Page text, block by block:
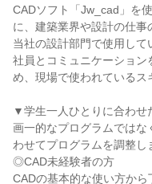
CADソフト「Jw_cad」を
に、建築業界や設計の仕事
当社の設計部門で使用して
社員とコミュニケーション
め、現場で使われているス
▼学生一人ひとりに合わせ
画一的なプログラムではな
わせてプログラムを調整し
◎CAD未経験者の方
CADの基本的な使い方か